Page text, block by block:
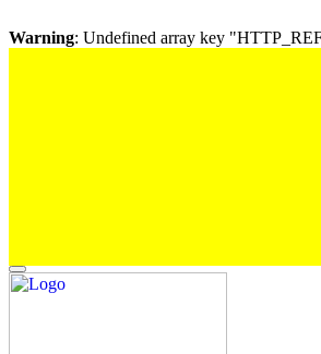
Warning: Undefined array key